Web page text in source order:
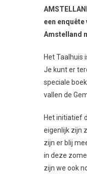
een
Amstelland
Het Taalhuis
Je kunt er
speciale
vallen de
Het initiatief
eigenlijk zijn
zijn er blij
in deze
zijn we ook